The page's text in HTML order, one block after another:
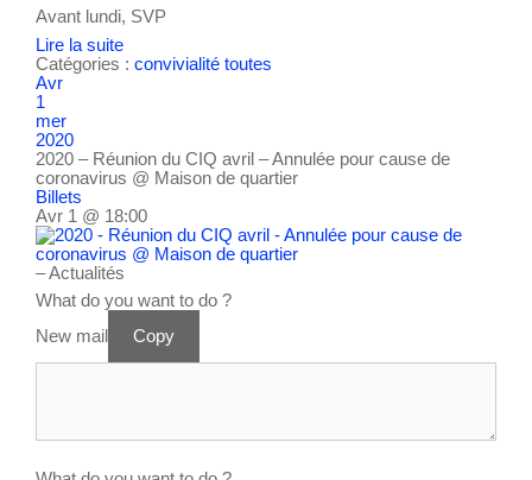
Avant lundi, SVP
Lire la suite
Catégories : convivialité toutes
Avr
1
mer
2020
2020 – Réunion du CIQ avril – Annulée pour cause de
coronavirus @ Maison de quartier
Billets
Avr 1 @ 18:00
– Actualités
What do you want to do ?
New mail
Copy